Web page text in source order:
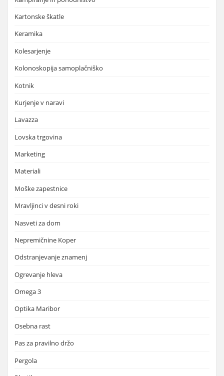
Kartonske škatle
Keramika
Kolesarjenje
Kolonoskopija samoplačniško
Kotnik
Kurjenje v naravi
Lavazza
Lovska trgovina
Marketing
Materiali
Moške zapestnice
Mravljinci v desni roki
Nasveti za dom
Nepremičnine Koper
Odstranjevanje znamenj
Ogrevanje hleva
Omega 3
Optika Maribor
Osebna rast
Pas za pravilno držo
Pergola